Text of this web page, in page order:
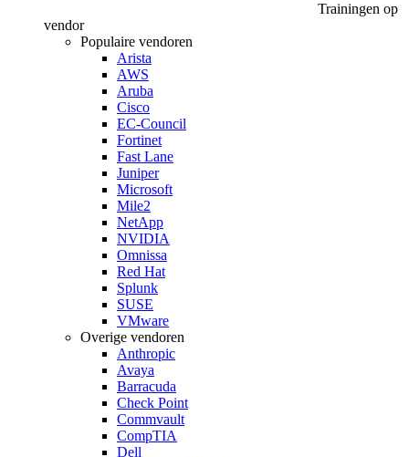
Trainingen op
vendor
Populaire vendoren
Arista
AWS
Aruba
Cisco
EC-Council
Fortinet
Fast Lane
Juniper
Microsoft
Mile2
NetApp
NVIDIA
Omnissa
Red Hat
Splunk
SUSE
VMware
Overige vendoren
Anthropic
Avaya
Barracuda
Check Point
Commvault
CompTIA
Dell